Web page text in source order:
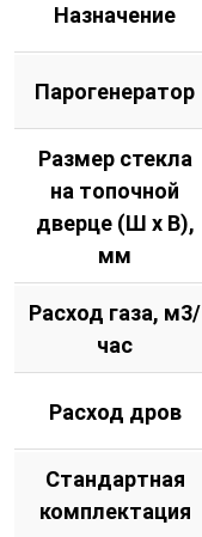
Назначение
Парогенератор
Размер стекла
на топочной
дверце (Ш х В),
мм
Расход газа, м3/
час
Расход дров
Стандартная
комплектация